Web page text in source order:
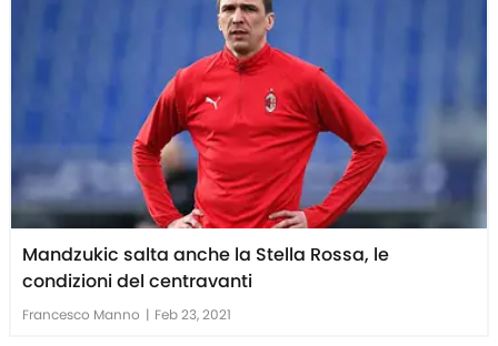
Mandzukic salta anche la Stella Rossa, le
condizioni del centravanti
Francesco Manno | Feb 23, 2021